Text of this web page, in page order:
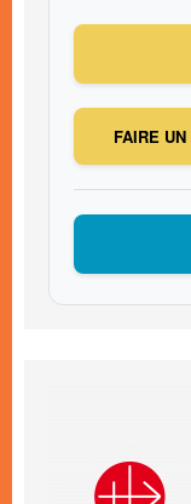
FAIRE